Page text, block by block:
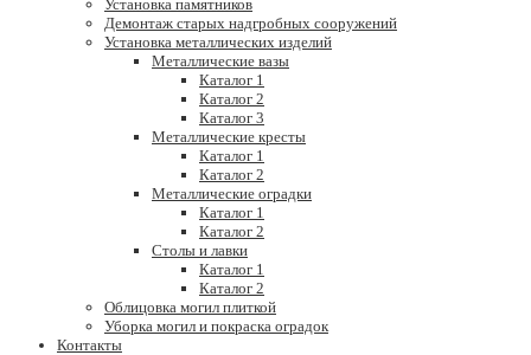
Установка памятников
Демонтаж старых надгробных сооружений
Установка металлических изделий
Металлические вазы
Каталог 1
Каталог 2
Каталог 3
Металлические кресты
Каталог 1
Каталог 2
Металлические оградки
Каталог 1
Каталог 2
Столы и лавки
Каталог 1
Каталог 2
Облицовка могил плиткой
Уборка могил и покраска оградок
Контакты